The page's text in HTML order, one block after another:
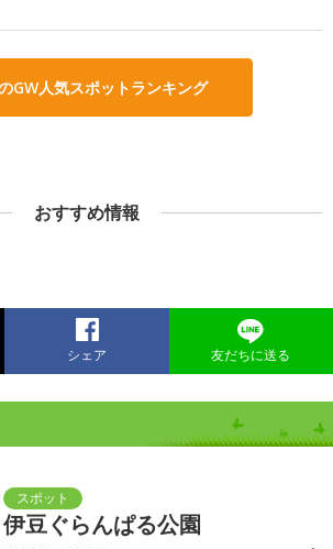
GW人気スポットランキング
おすすめ情報
シェア 友だちに送る
伊豆ぐらんぱる公園